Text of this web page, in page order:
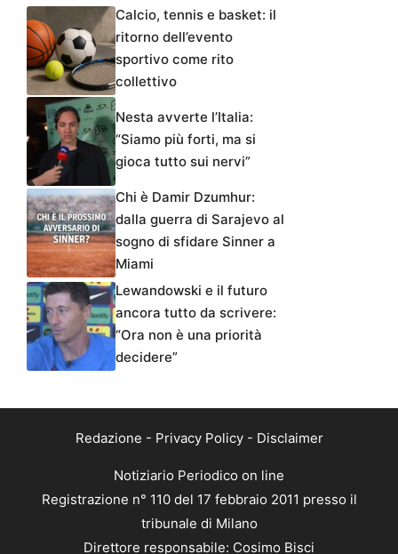
Calcio, tennis e basket: il
ritorno dell’evento
sportivo come rito
collettivo
Nesta avverte l’Italia:
“Siamo più forti, ma si
gioca tutto sui nervi”
Chi è Damir Dzumhur:
dalla guerra di Sarajevo al
sogno di sfidare Sinner a
Miami
Lewandowski e il futuro
ancora tutto da scrivere:
“Ora non è una priorità
decidere”
Redazione - Privacy Policy- Disclaimer
Notiziario Periodico on line
Registrazione n° 110 del 17 febbraio 2011 presso il
tribunale di Milano
Direttore responsabile: Cosimo Bisci